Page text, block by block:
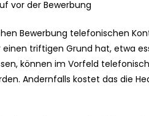
vor der Bewerbung
Bewerbung telefonischen
einen triftigen Grund hat, etwa
können im Vorfeld
Andernfalls kostet das die